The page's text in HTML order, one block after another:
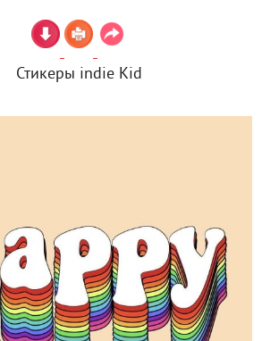
Стикеры indie Kid